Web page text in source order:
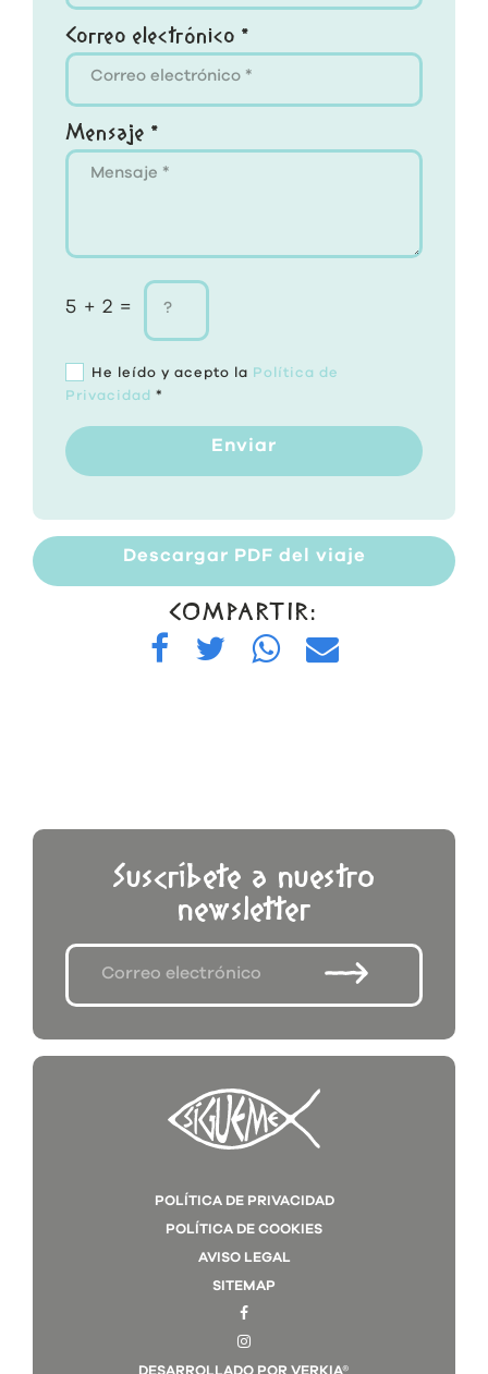
Correo electrónico *
Mensaje *
5 + 2 =
He leído y acepto la Política de
Privacidad *
Enviar
Descargar PDF del viaje
COMPARTIR:
Suscríbete a nuestro
newsletter
POLÍTICA DE PRIVACIDAD
POLÍTICA DE COOKIES
AVISO LEGAL
SITEMAP
DESARROLLADO POR VERKIA®